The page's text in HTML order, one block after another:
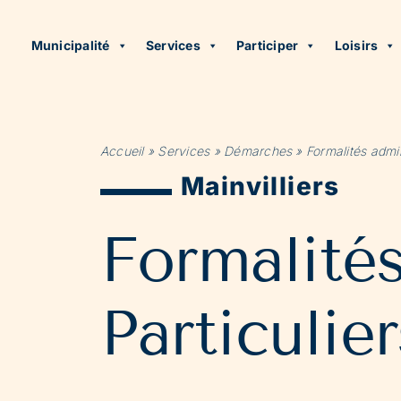
Municipalité Services Participer Loisirs
Accueil» Services» Démarches» Formalités
Mainvilliers